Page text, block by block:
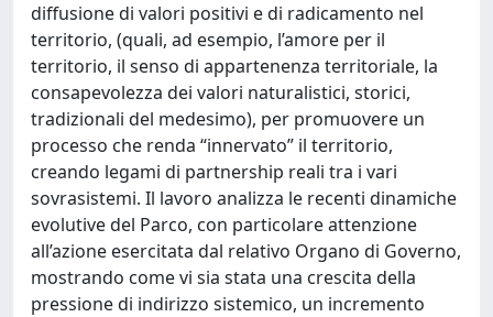
diffusione di valori positivi e di radicamento nel
territorio, (quali, ad esempio, l’amore per il
territorio, il senso di appartenenza territoriale, la
consapevolezza dei valori naturalistici, storici,
tradizionali del medesimo), per promuovere un
processo che renda “innervato” il territorio,
creando legami di partnership reali tra i vari
sovrasistemi. Il lavoro analizza le recenti dinamiche
evolutive del Parco, con particolare attenzione
all’azione esercitata dal relativo Organo di Governo,
mostrando come vi sia stata una crescita della
pressione di indirizzo sistemico, un incremento